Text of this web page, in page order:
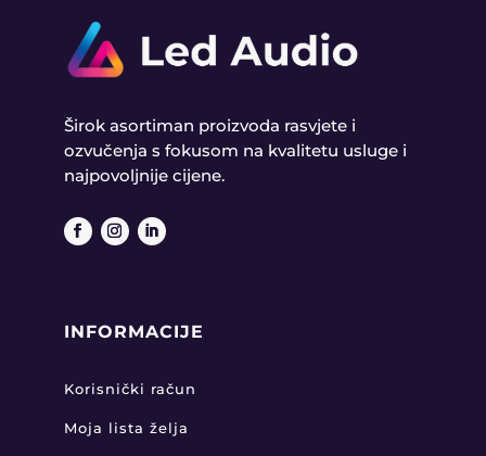
Širok asortiman proizvoda rasvjete i
ozvučenja s fokusom na kvalitetu usluge i
najpovoljnije cijene.
INFORMACIJE
Korisnički račun
Moja lista želja